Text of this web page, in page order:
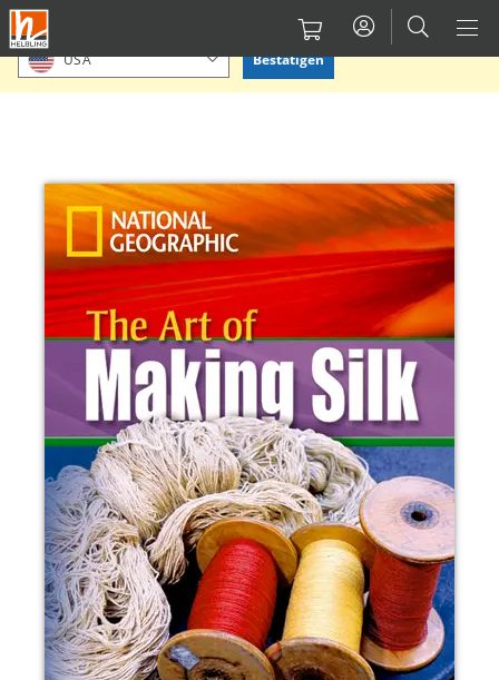
Direkt
zum
Inhalt
Bitte Standort bestätigen oder einen anderen auswählen.
USA Bestätigen